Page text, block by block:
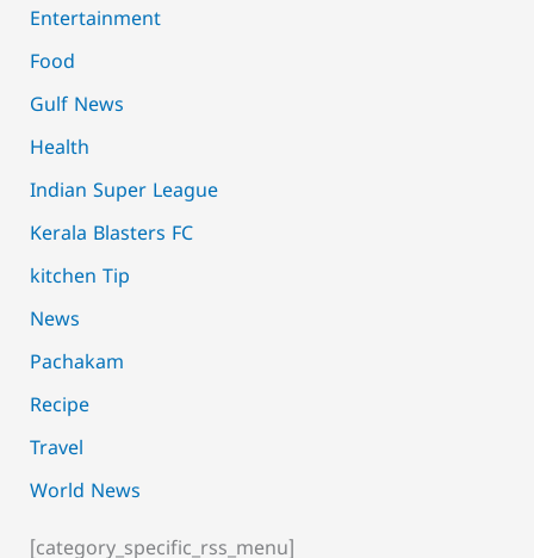
Entertainment
Food
Gulf News
Health
Indian Super League
Kerala Blasters FC
kitchen Tip
News
Pachakam
Recipe
Travel
World News
[category_specific_rss_menu]